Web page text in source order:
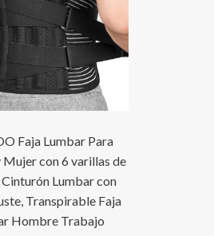
Faja Lumbar Para
con 6 varillas de
Lumbar con
Transpirable Faja
Hombre Trabajo